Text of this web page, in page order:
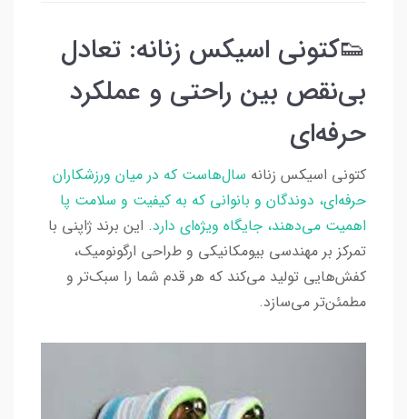
👟کتونی اسیکس زنانه: تعادل
بی‌نقص بین راحتی و عملکرد
حرفه‌ای
کتونی اسیکس زنانه سال‌هاست که در میان ورزشکاران
حرفه‌ای، دوندگان و بانوانی که به کیفیت و سلامت پا
اهمیت می‌دهند، جایگاه ویژه‌ای دارد. این برند ژاپنی با
تمرکز بر مهندسی بیومکانیکی و طراحی ارگونومیک،
کفش‌هایی تولید می‌کند که هر قدم شما را سبک‌تر و
مطمئن‌تر می‌سازد.